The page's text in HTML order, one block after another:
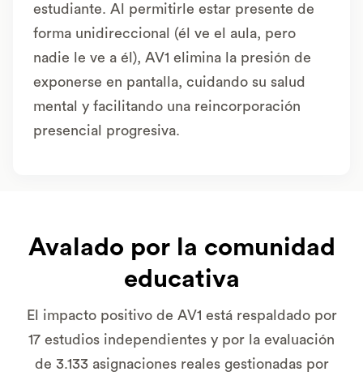
estudiante. Al permitirle estar presente de
forma unidireccional (él ve el aula, pero
nadie le ve a él), AV1 elimina la presión de
exponerse en pantalla, cuidando su salud
mental y facilitando una reincorporación
presencial progresiva.
Avalado por la comunidad
educativa
El impacto positivo de AV1 está respaldado por
17 estudios independientes y por la evaluación
de 3.133 asignaciones reales gestionadas por